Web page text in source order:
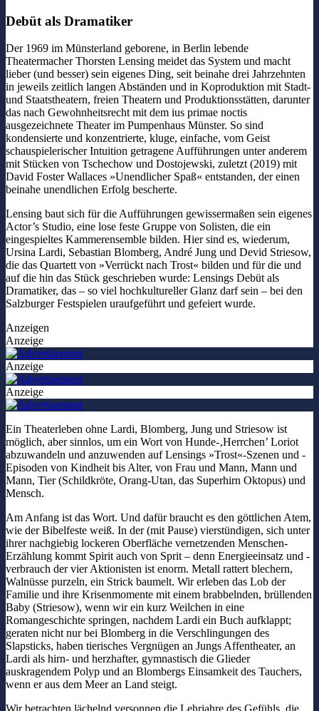
Debüt als Dramatiker
Der 1969 im Münsterland geborene, in Berlin lebende
Theatermacher Thorsten Lensing meidet das System und macht
lieber (und besser) sein eigenes Ding, seit beinahe drei Jahrzehnten
in jeweils zeitlich langen Abständen und in Koproduktion mit Stadt-
und Staatstheatern, freien Theatern und Produktionsstätten, darunter
das nach Gewohnheitsrecht mit dem ius primae noctis
ausgezeichnete Theater im Pumpenhaus Münster. So sind
kondensierte und konzentrierte, kluge, einfache, vom Geist
schauspielerischer Intuition getragene Aufführungen unter anderem
mit Stücken von Tschechow und Dostojewski, zuletzt (2019) mit
David Foster Wallaces »Unendlicher Spaß« entstanden, der einen
beinahe unendlichen Erfolg bescherte.
Lensing baut sich für die Aufführungen gewissermaßen sein eigenes
Actor’s Studio, eine lose feste Gruppe von Solisten, die ein
eingespieltes Kammerensemble bilden. Hier sind es, wiederum,
Ursina Lardi, Sebastian Blomberg, André Jung und Devid Striesow,
die das Quartett von »Verrückt nach Trost« bilden und für die und
auf die hin das Stück geschrieben wurde: Lensings Debüt als
Dramatiker, das – so viel hochkultureller Glanz darf sein – bei den
Salzburger Festspielen uraufgeführt und gefeiert wurde.
Anzeigen
Anzeige
Anzeige
Anzeige
Ein Theaterleben ohne Lardi, Blomberg, Jung und Striesow ist
möglich, aber sinnlos, um ein Wort von Hunde-‚Herrchen’ Loriot
abzuwandeln und anzuwenden auf Lensings »Trost«-Szenen und -
Episoden von Kindheit bis Alter, von Frau und Mann, Mann und
Mann, Tier (Schildkröte, Orang-Utan, das Superhirn Oktopus) und
Mensch.
Am Anfang ist das Wort. Und dafür braucht es den göttlichen Atem,
wie der Bibelfeste weiß. In der (mit Pause) vierstündigen, sich unter
ihrer nachgiebig lockeren Oberfläche vernetzenden Menschen-
Erzählung kommt Spirit auch von Sprit – denn Energieeinsatz und -
verbrauch der vier Aktionisten ist enorm. Metall rattert blechern,
Walnüsse purzeln, ein Strick baumelt. Wir erleben das Lob der
Familie und ihre Krisenmomente mit einem brabbelnden, brüllenden
Baby (Striesow), wenn wir ein kurz Weilchen in eine
Romangeschichte springen, nachdem Lardi ein Buch aufklappt;
geraten nicht nur bei Blomberg in die Verschlingungen des
Slapsticks, haben tierisches Vergnügen an Jungs Affentheater, an
Lardi als hirn- und herzhafter, gymnastisch die Glieder
auskragendem Polyp und an Blombergs Einsamkeit des Tauchers,
wenn er aus dem Meer an Land steigt.